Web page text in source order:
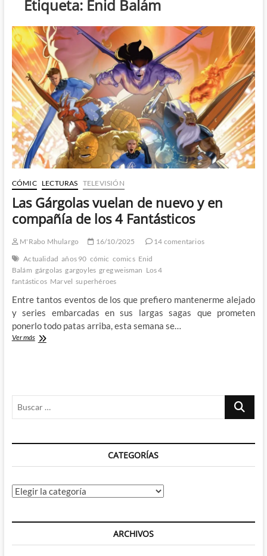
Etiqueta: Enid Balám
CÓMIC LECTURAS TELEVISIÓN
Las Gárgolas vuelan de nuevo y en
compañía de los 4 Fantásticos
M'Rabo Mhulargo 16/10/2025
14 comentarios
Actualidad años 90 cómic comics Enid
Balám gárgolas gargoyles greg weisman Los 4
fantásticos Marvel superhéroes
Entre tantos eventos de los que prefiero mantenerme alejado
y series embarcadas en sus largas sagas que prometen
ponerlo todo patas arriba, esta semana se…
Ver másLas
compañía
4
Buscar
CATEGORÍAS
Categorías
ARCHIVOS